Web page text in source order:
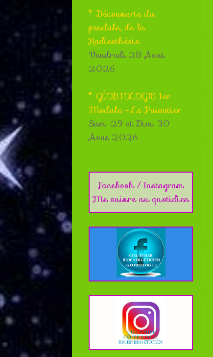
* Découverte du
pendule, de la
Radiesthésie
Vendredi 28 Aout
2026
* GÉOBIOLOGIE 1er
Module - Le Puisatier
Sam. 29 et Dim. 30
Aout 2026
Facebook / Instagram
Me suivre au quotidien